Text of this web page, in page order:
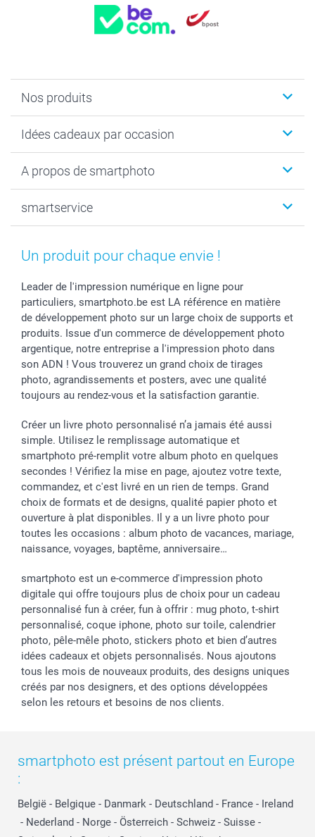
Nos produits
Cadeaux photo
Tirage photo & agrandissement
MyNameBook
Stickers & Etiquettes
Cadres photo, accessoires déco & bonbons
Calendrier photos & Agendas photo
Dénicheur d'idées cadeau
Idées cadeaux par occasion
Anniversaire
Fin d'études
Naissance & baptême
Fête des Pères
Toussaint
Rentrée des classes
Communion
Saint-Valentin
Vacances
A propos de smartphoto
Durabilité
Conditions
Droit de rétraction
Plaintes
Conditions générales
Vie privée
Gestion des cookies
Tarifs
Investisseurs
Droit de rétractation
smartservice
smartgarantie
smartbonus
smartfriends
Modes de paiement
Modes de livraison
Grandes Quantités
Statut de ma commande
Un produit pour chaque envie !
Leader de l'impression numérique en ligne pour
particuliers, smartphoto.be est LA référence en matière
de développement photo sur un large choix de supports et
produits. Issue d'un commerce de développement photo
argentique, notre entreprise a l'impression photo dans
son ADN ! Vous trouverez un grand choix de tirages
photo, agrandissements et posters, avec une qualité
toujours au rendez-vous et la satisfaction garantie.
Créer un livre photo personnalisé n’a jamais été aussi
simple. Utilisez le remplissage automatique et
smartphoto pré-remplit votre album photo en quelques
secondes ! Vérifiez la mise en page, ajoutez votre texte,
commandez, et c'est livré en un rien de temps. Grand
choix de formats et de designs, qualité papier photo et
ouverture à plat disponibles. Il y a un livre photo pour
toutes les occasions : album photo de vacances, mariage,
naissance, voyages, baptême, anniversaire…
smartphoto est un e-commerce d'impression photo
digitale qui offre toujours plus de choix pour un cadeau
personnalisé fun à créer, fun à offrir : mug photo, t-shirt
personnalisé, coque iphone, photo sur toile, calendrier
photo, pêle-mêle photo, stickers photo et bien d’autres
idées cadeaux et objets personnalisés. Nous ajoutons
tous les mois de nouveaux produits, des designs uniques
créés par nos designers, et des options développées
selon les retours et besoins de nos clients.
smartphoto est présent partout en Europe
:
België - Belgique - Danmark - Deutschland - France - Ireland
- Nederland - Norge - Österreich - Schweiz - Suisse -